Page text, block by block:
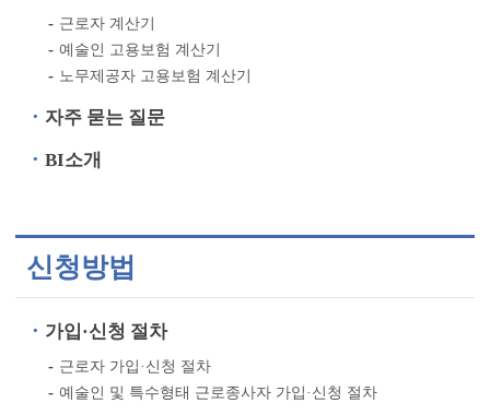
근로자 계산기
예술인 고용보험 계산기
노무제공자 고용보험 계산기
자주 묻는 질문
BI소개
신청방법
가입·신청 절차
근로자 가입·신청 절차
예술인 및 특수형태 근로종사자 가입·신청 절차